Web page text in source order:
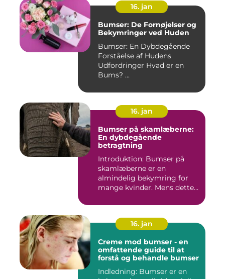
16. jan
Bumser: De Fornøjelser og
Bekymringer ved Huden
Bumser: En Dybdegående
Forståelse af Hudens
Udfordringer Hvad er en
Bums? ...
16. jan
Bumser på skamlæberne:
En dybdegående
betragtning
Introduktion: Bumser på
skamlæberne er en
almindelig bekymring for
mange kvinder. Mens dette
16. jan
Creme mod bumser - en
omfattende guide til at
forstå og behandle bumser
Indledning: Bumser er en